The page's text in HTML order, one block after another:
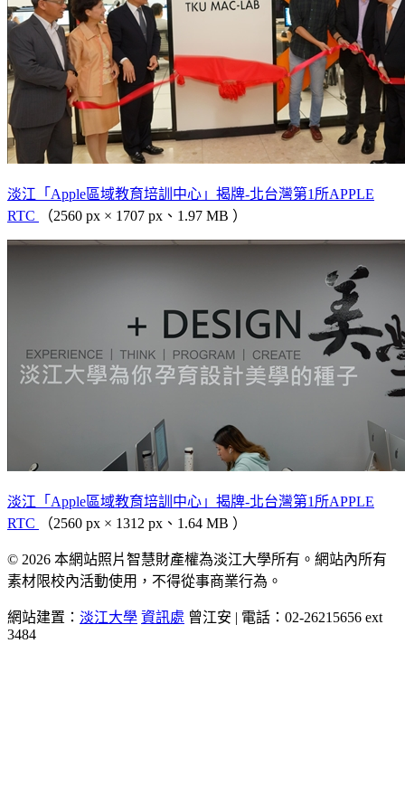
淡江「Apple區域教育培訓中心」揭牌-北台灣第1所APPLE
RTC
（2560 px × 1707 px、1.97 MB ）
淡江「Apple區域教育培訓中心」揭牌-北台灣第1所APPLE
RTC
（2560 px × 1312 px、1.64 MB ）
© 2026 本網站照片智慧財產權為淡江大學所有。網站內所有
素材限校內活動使用，不得從事商業行為。
網站建置： 淡江大學 資訊處 曾江安 | 電話：02-26215656 ext
3484